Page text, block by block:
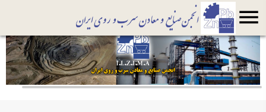
menu